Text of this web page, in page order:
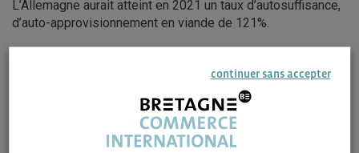
L’Allemagne aurait atteint en 2021 un taux d’autosuffisance,
d’auto-approvisionnement en viande de 121%.
ACCÉDEZ À LA RESSOURCEcontinuer sans accepter